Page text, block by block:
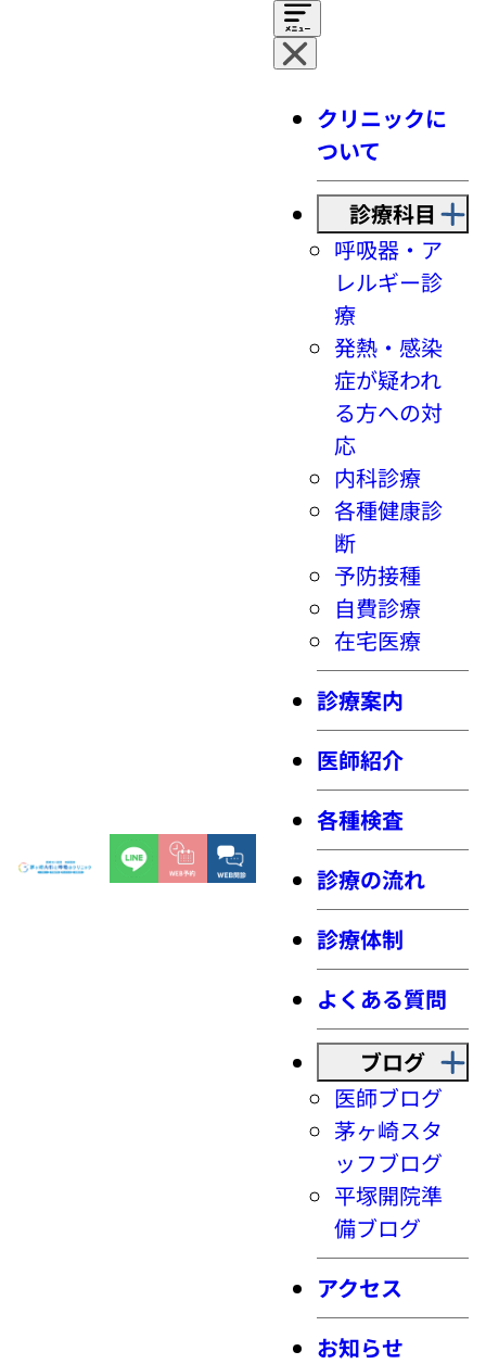
クリニックに
ついて
診療科目
呼吸器・ア
レルギー診
療
発熱・感染
症が疑われ
る方への対
応
内科診療
各種健康診
断
予防接種
自費診療
在宅医療
診療案内
医師紹介
各種検査
診療の流れ
診療体制
よくある質問
ブログ
医師ブログ
茅ヶ崎スタ
ッフブログ
平塚開院準
備ブログ
アクセス
お知らせ